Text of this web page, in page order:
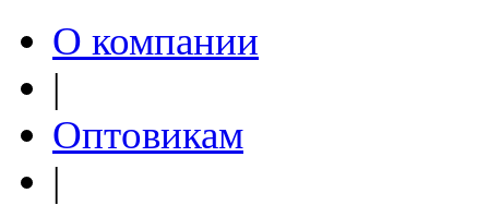
О компании
|
Оптовикам
|